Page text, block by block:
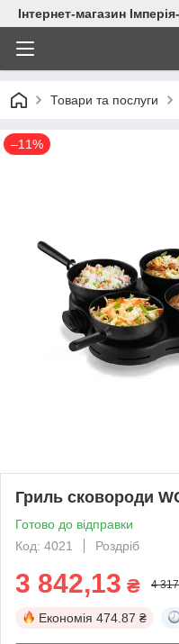
Інтернет-магазин
Товари та послуги
–11%
Гриль сковороди
Готово до відправки
Код: 4021
Роздріб
3 842,13 ₴ 4
Економія 474.87 ₴